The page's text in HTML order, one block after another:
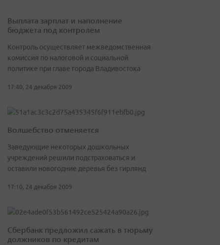
Выплата зарплат и наполнение
бюджета под контролем
Контроль осуществляет межведомственная
комиссия по налоговой и социальной
политике при главе города Владивостока
17:40, 24 декабря 2009
Волшебство отменяется
Заведующие некоторых дошкольных
учреждений решили подстраховаться и
оставили новогодние деревья без гирлянд
17:10, 24 декабря 2009
Сбербанк предложил сажать в тюрьму
должников по кредитам